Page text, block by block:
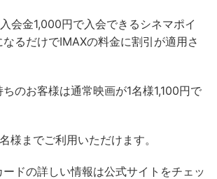
会金1,000円で入会できるシネマポイ
るだけでIMAXの料金に割引が適用さ
のお客様は通常映画が1名様1,100円で
様までご利用いただけます。
ドの詳しい情報は公式サイトをチェッ